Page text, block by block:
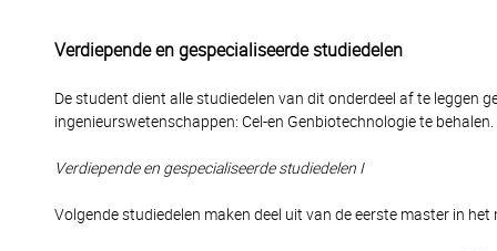
Verdiepende en gespecialiseerde studiedelen
De student dient alle studiedelen van dit onderdeel af te leggen
ingenieurswetenschappen: Cel-en Genbiotechnologie te behalen.
Verdiepende en gespecialiseerde studiedelen I
Volgende studiedelen maken deel uit van de eerste master in